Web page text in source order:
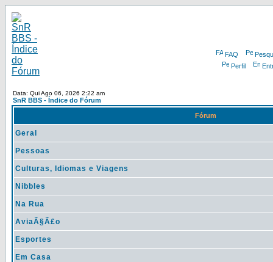
FAQ
Perfil
Data: Qui Ago 06, 2026 2:22 am
SnR BBS - Índice do Fórum
Fórum
Geral
Pessoas
Culturas, Idiomas e Viagens
Nibbles
Na Rua
AviaÃ§Ã£o
Esportes
Em Casa